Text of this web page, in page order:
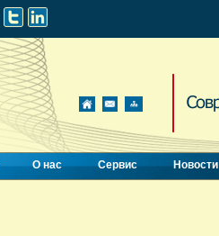
О нас Сервис Новости